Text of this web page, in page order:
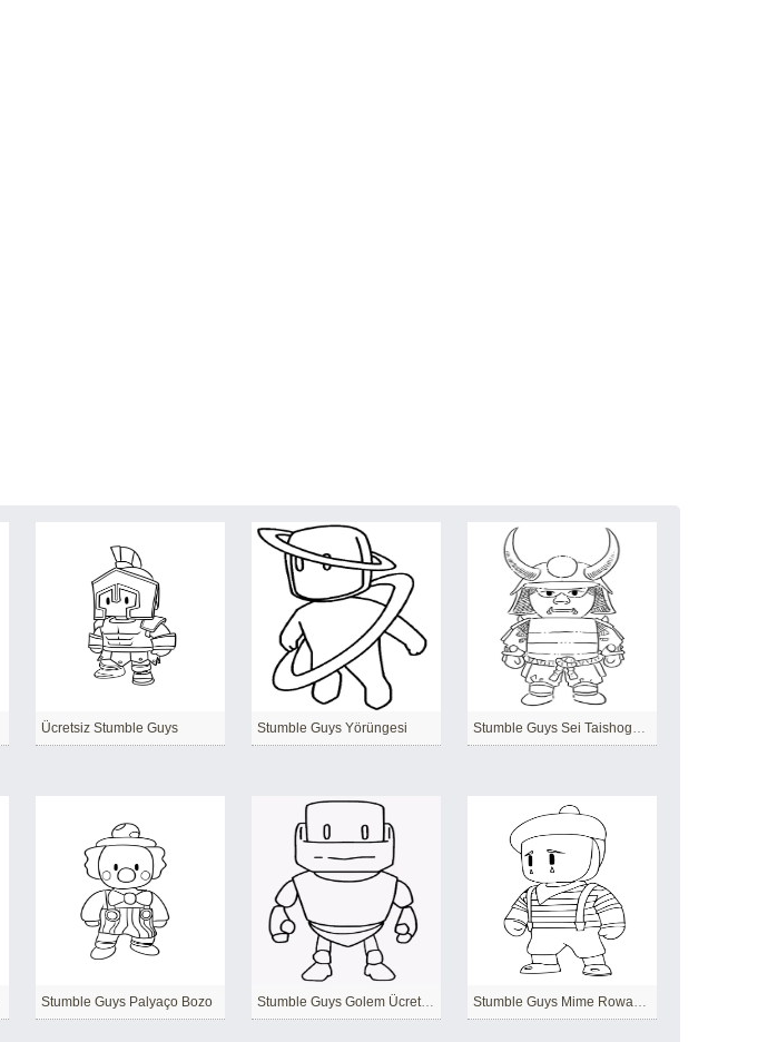
Ücretsiz Stumble Guys Stumble Guys Yörüngesi Stumble Guys Sei Taishogun ücretsiz
Stumble Guys Palyaço Bozo Stumble Guys Golem Ücretsiz Stumble Guys Mime Rowan temel çizimi